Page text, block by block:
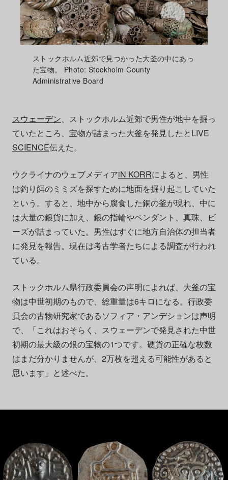
ストックホルム近郊で見つかった大釜の中にあっ
た宝物。 Photo: Stockholm County
Administrative Board
スウェーデン、ストックホルム近郊で男性が地中を掘っ
ていたところ、宝物が詰まった大釜を発見したとLIVE
SCIENCE伝えた。
ウクライナのウェブメディアiN KORRによると、男性
は釣り餌のミミズを探すために地面を掘り起こしていた
という。すると、地中から腐食した銅の釜が現れ、中に
は大量の銀貨に加え、銀の指輪やペンダント、真珠、ビ
ーズが詰まっていた。男性はすぐに地方自治体の担当者
に発見を報告。現在は考古学者たちによる調査が行われ
ている。
ストックホルム県行政委員会の声明によれば、大釜の宝
物は中世初期のもので、総重量は6キロになる。行政委
員会の古物研究家であるソフィア・アンデションは声明
で、「これはおそらく、スウェーデンで発見された中世
初期の最大級の銀の宝物の1つです。硬貨の正確な枚数
はまだ分かりませんが、2万枚を超える可能性があると
思います」と述べた。